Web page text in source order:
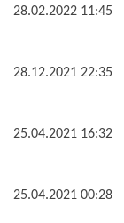
28.02.2022 11:45
28.12.2021 22:35
25.04.2021 16:32
25.04.2021 00:28